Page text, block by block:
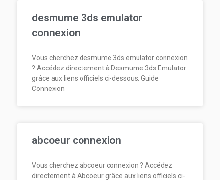
desmume 3ds emulator
connexion
Vous cherchez desmume 3ds emulator connexion
? Accédez directement à Desmume 3ds Emulator
grâce aux liens officiels ci-dessous. Guide
Connexion
abcoeur connexion
Vous cherchez abcoeur connexion ? Accédez
directement à Abcoeur grâce aux liens officiels ci-